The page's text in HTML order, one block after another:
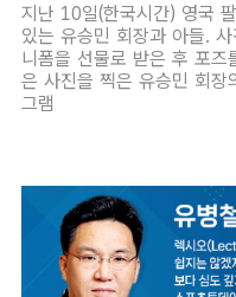
지난 10일(한국시간) 영국
있는 유승민 회장과 아들.
니폼을 선물로 받은 후 포
은 사진을 찍은 유승민 회
그램